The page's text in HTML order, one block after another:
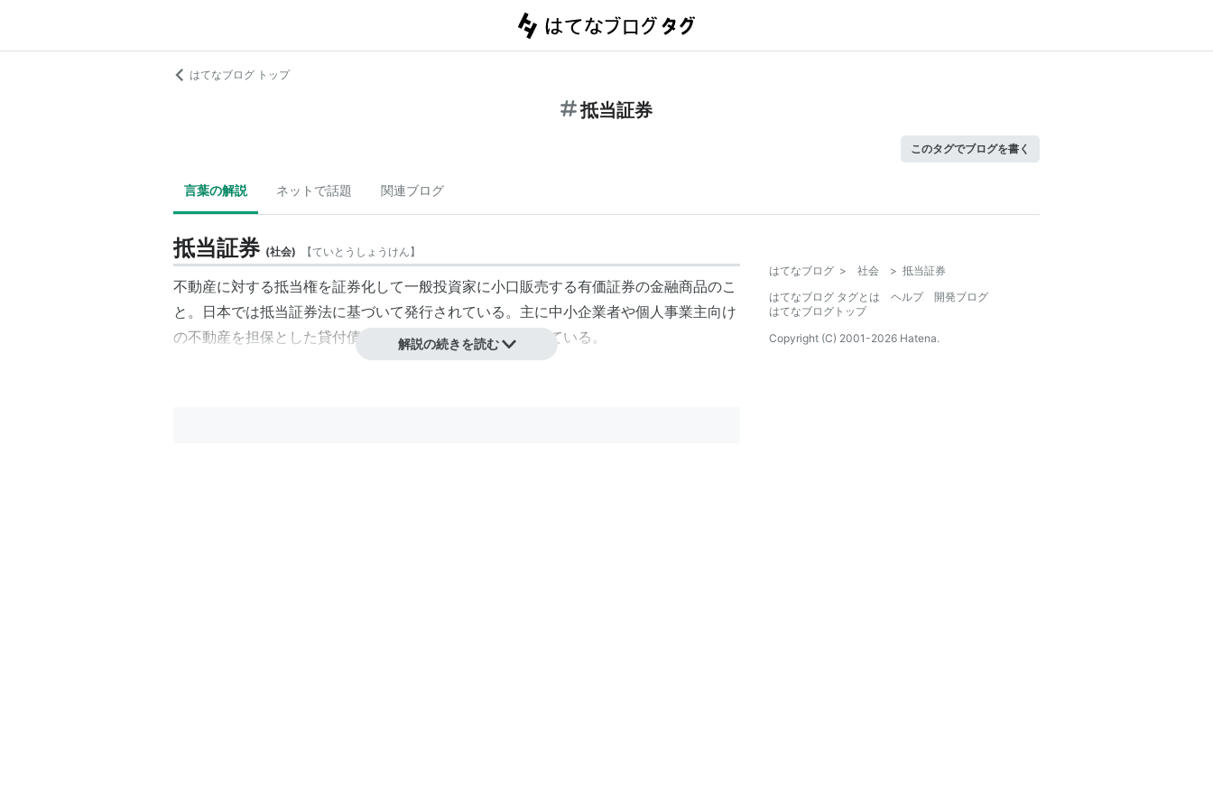
はてなブログ トップ
抵当証券
このタグでブログを書く
言葉の解説 ネットで話題 関連ブログ
抵当証券 (社会) 【ていとうしょうけん】
不動産に対する抵当権を証券化して一般投資家に小口販売する有価証券の金融商品のこ
と。日本では抵当証券法に基づいて発行されている。主に中小企業者や個人事業主向け
の不動産を担保とした貸付債権を証券化して小口販売されている。
解説の続きを読む
はてなブログ > 社会 > 抵当証券
はてなブログ タグとは
ヘルプ
開発ブログ
はてなブログトップ
Copyright (C) 2001-2026 Hatena.